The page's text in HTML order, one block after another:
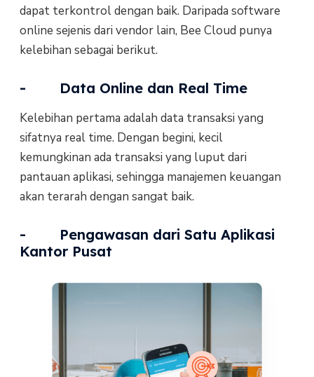
dapat terkontrol dengan baik. Daripada software
online sejenis dari vendor lain, Bee Cloud punya
kelebihan sebagai berikut.
- Data Online dan Real Time
Kelebihan pertama adalah data transaksi yang
sifatnya real time. Dengan begini, kecil
kemungkinan ada transaksi yang luput dari
pantauan aplikasi, sehingga manajemen keuangan
akan terarah dengan sangat baik.
- Pengawasan dari Satu Aplikasi
Kantor Pusat